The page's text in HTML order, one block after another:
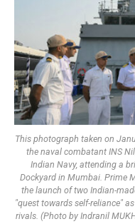
This photograph taken on
the naval combatant INS
Indian Navy, attending a
Dockyard in Mumbai. Prime
the launch of two Indian-
"quest towards self-reliance"
rivals. (Photo by Indranil